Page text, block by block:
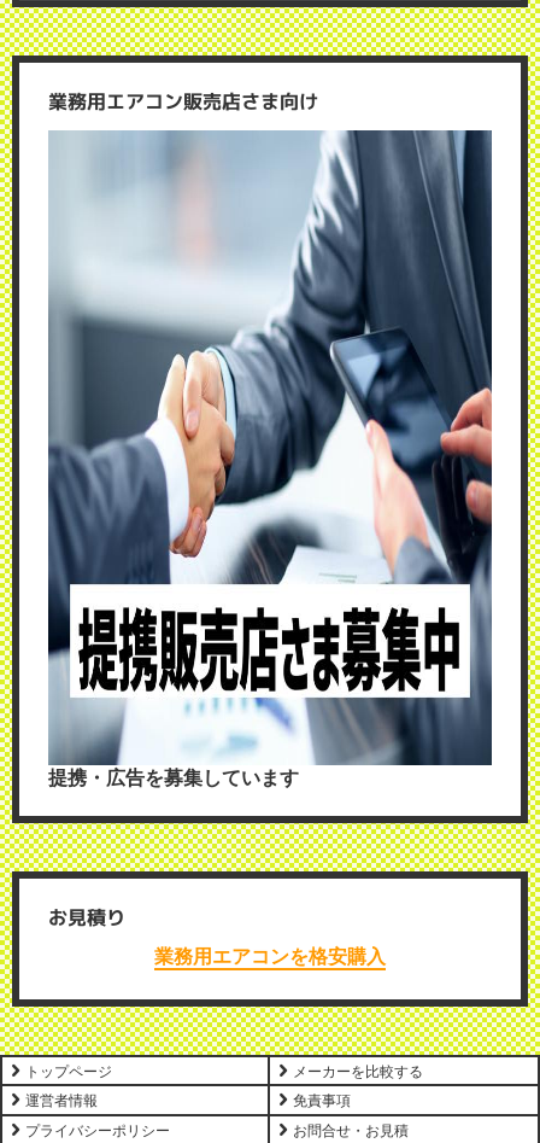
業務用エアコン販売店さま向け
提携・広告を募集しています
お見積り
業務用エアコンを格安購入
トップページ
メーカーを比較する
運営者情報
免責事項
プライバシーポリシー
お問合せ・お見積